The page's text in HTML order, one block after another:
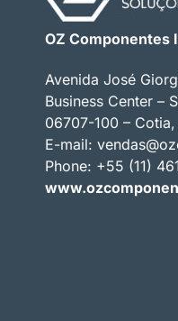
OZ Componentes
Avenida José
Business Center –
06707-100 – Cotia,
E-mail:
Phone: +55 (11)